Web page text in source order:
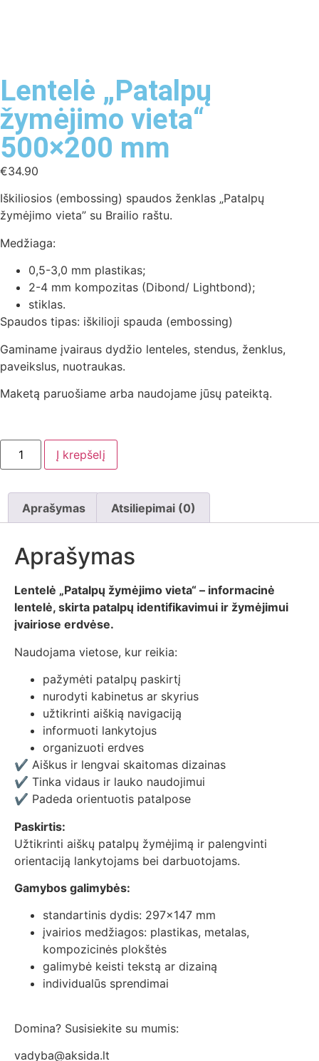
Lentelė „Patalpų
žymėjimo vieta“
500×200 mm
€34.90
Iškiliosios (embossing) spaudos ženklas „Patalpų
žymėjimo vieta” su Brailio raštu.
Medžiaga:
0,5-3,0 mm plastikas;
2-4 mm kompozitas (Dibond/ Lightbond);
stiklas.
Spaudos tipas: iškilioji spauda (embossing)
Gaminame įvairaus dydžio lenteles, stendus, ženklus,
paveikslus, nuotraukas.
Maketą paruošiame arba naudojame jūsų pateiktą.
Į krepšelį
Aprašymas Atsiliepimai (0)
Aprašymas
Lentelė „Patalpų žymėjimo vieta“ – informacinė
lentelė, skirta patalpų identifikavimui ir žymėjimui
įvairiose erdvėse.
Naudojama vietose, kur reikia:
pažymėti patalpų paskirtį
nurodyti kabinetus ar skyrius
užtikrinti aiškią navigaciją
informuoti lankytojus
organizuoti erdves
✔ Aiškus ir lengvai skaitomas dizainas
✔ Tinka vidaus ir lauko naudojimui
✔ Padeda orientuotis patalpose
Paskirtis:
Užtikrinti aiškų patalpų žymėjimą ir palengvinti
orientaciją lankytojams bei darbuotojams.
Gamybos galimybės:
standartinis dydis: 297×147 mm
įvairios medžiagos: plastikas, metalas,
kompozicinės plokštės
galimybė keisti tekstą ar dizainą
individualūs sprendimai
Domina? Susisiekite su mumis:
vadyba@aksida.lt